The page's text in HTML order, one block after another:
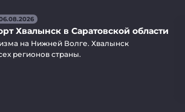
Хвалынск в Саратовской области
на Нижней Волге. Хвалынск
регионов страны.